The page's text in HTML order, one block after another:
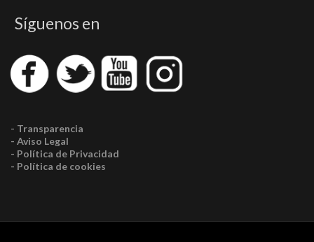
Síguenos en
- Transparencia
- Aviso Legal
- Política de Privacidad
- Política de cookies